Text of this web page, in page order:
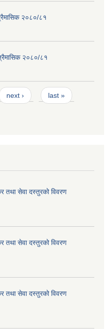
त्रैमासिक २०८०/८१
त्रैमासिक २०८०/८१
next › last »
तथा सेवा दस्तुरको विवरण
तथा सेवा दस्तुरको विवरण
तथा सेवा दस्तुरको विवरण